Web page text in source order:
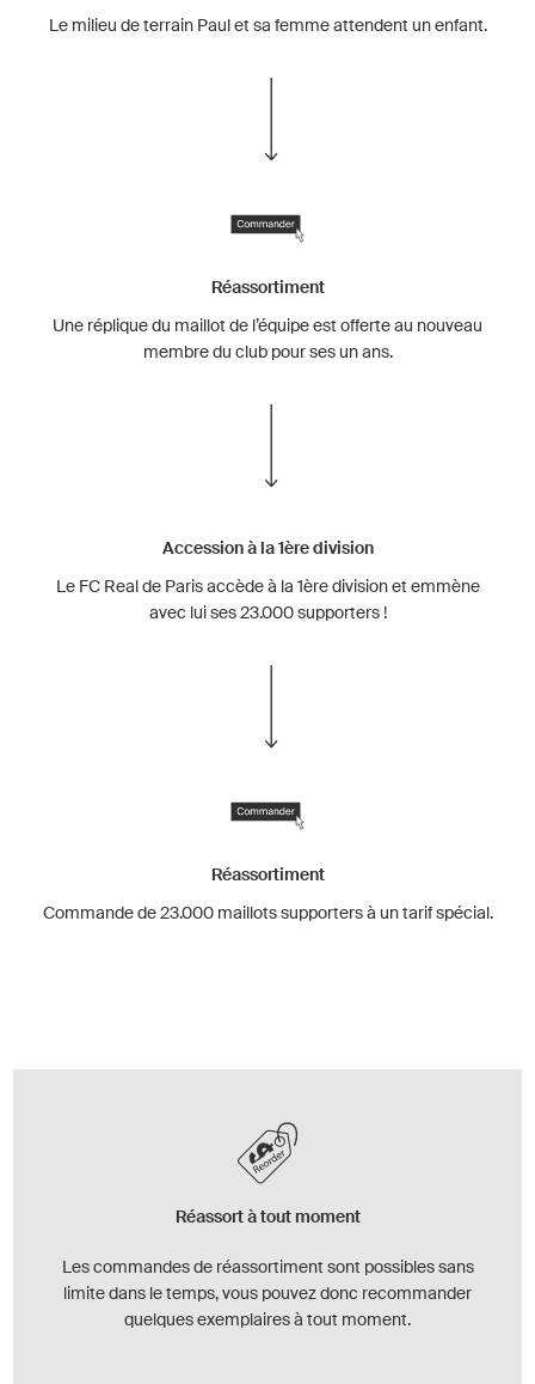
Le milieu de terrain Paul et sa femme attendent un enfant.
Réassortiment
Une réplique du maillot de l’équipe est offerte au nouveau
membre du club pour ses un ans.
Accession à la 1ère division
Le FC Real de Paris accède à la 1ère division et emmène
avec lui ses 23.000 supporters !
Réassortiment
Commande de 23.000 maillots supporters à un tarif spécial.
Réassort à tout moment
Les commandes de réassortiment sont possibles sans
limite dans le temps, vous pouvez donc recommander
quelques exemplaires à tout moment.